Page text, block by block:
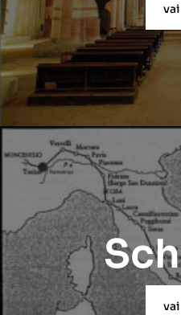
vai
vai